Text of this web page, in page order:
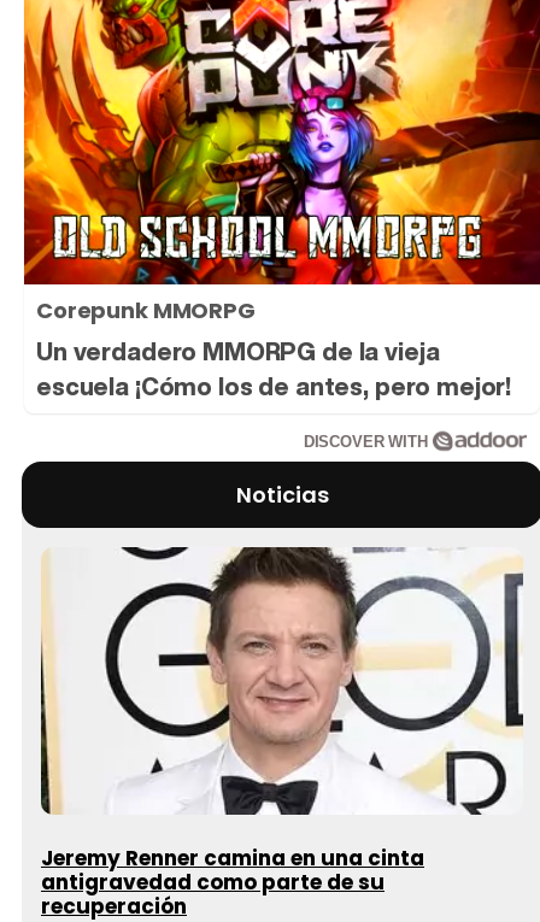
Corepunk MMORPG
Un verdadero MMORPG de la vieja
escuela ¡Cómo los de antes, pero mejor!
DISCOVER WITH
Noticias
Jeremy Renner camina en una cinta
antigravedad como parte de su
recuperación